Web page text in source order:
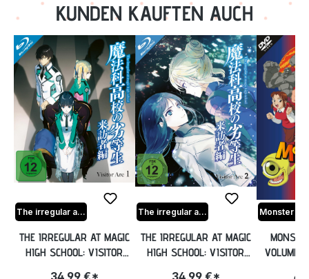
KUNDEN KAUFTEN AUCH
The irregular at magic high school
THE IRREGULAR AT MAGIC
HIGH SCHOOL: VISITOR
The irregular at magic high school
THE IRREGULAR AT MAGIC
HIGH SCHOOL: VISITOR
VOLUME